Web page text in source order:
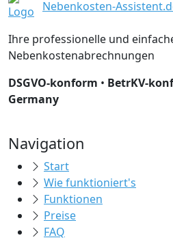
Nebenkosten-
Ihre professionelle und
Nebenkostenabrechnungen
DSGVO-konform • BetrKV-
Germany
Navigation
Start
Wie funktioniert's
Funktionen
Preise
FAQ